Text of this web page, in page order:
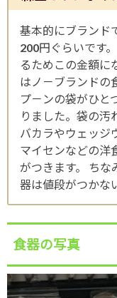
基本的にブランド
200円ぐらいです
るためこの金額に
はノ－ブランドの
プ－ンの袋がひと
りました。袋の汚
バカラやウェッジ
マイセンなどの洋
がつきます。 ち
器は値段がつかな
食器の写真